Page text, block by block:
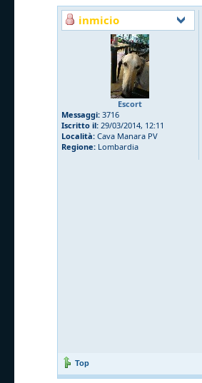
inmicio
Escort
Messaggi: 3716
Iscritto il: 29/03/2014, 12:11
Località: Cava Manara PV
Regione: Lombardia
Top